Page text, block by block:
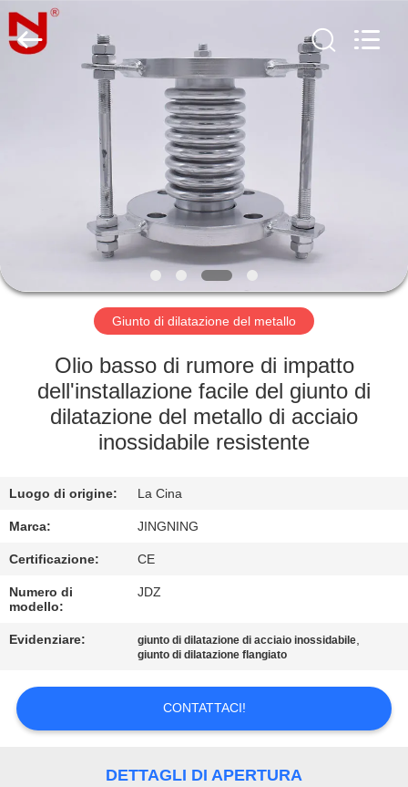
PRODOTTI
MOSTRA
CIRCA
GIRO
DELLA
FABBRICA
CONTROLLO
DI
QUALITÀ
CONTATTICI
RICHIEDA
2026
Shanghai
Songjiang
Jingning
Giunto di dilatazione del metallo
Olio basso di rumore di impatto
dell'installazione facile del giunto di
dilatazione del metallo di acciaio
inossidabile resistente
Luogo di origine: La Cina
Marca: JINGNING
Certificazione: CE
Numero di
modello:
JDZ
Evidenziare: giunto di dilatazione di acciaio inossidabile,
giunto di dilatazione flangiato
CONTATTACI!
DETTAGLI DI APERTURA